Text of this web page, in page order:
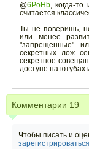
@6PoHb,когда-
считается
Ты не поверишь,
или менее
"запрещенные"
секретных лож
секретное
доступе на ютубах
Комментарии 19
Чтобы писать и
зарегистрироваться